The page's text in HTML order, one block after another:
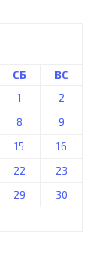
СБ
ВС
1
2
8
9
15
16
22
23
29
30